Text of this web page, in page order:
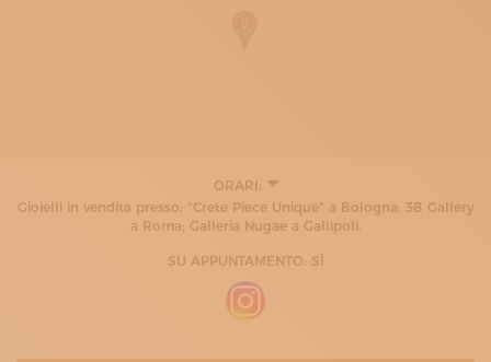
ORARI:
Gioielli in vendita presso: "Crete Piece Unique" a Bologna; 3B Gallery
a Roma; Galleria Nugae a Gallipoli.
SU APPUNTAMENTO: SÌ